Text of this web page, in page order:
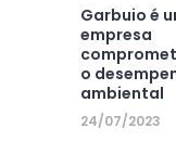
Garbuio é
empresa
o
ambiental
24/07/2023